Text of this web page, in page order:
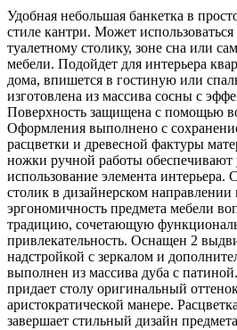
Удобная небольшая банкетка в
стиле кантри. Может
туалетному столику, зоне сна или
мебели. Подойдет для интерьера
дома, впишется в гостиную или
изготовлена из массива сосны с
Поверхность защищена с помощью
Оформления выполнено с
расцветки и древесной фактуры
ножки ручной работы обеспечивают
использование элемента интерьера.
столик в дизайнерском
эргономичность предмета мебели
традицию, сочетающую
привлекательность. Оснащен 2
надстройкой с зеркалом и
выполнен из массива дуба с
придает столу оригинальный
аристократической манере.
завершает стильный дизайн